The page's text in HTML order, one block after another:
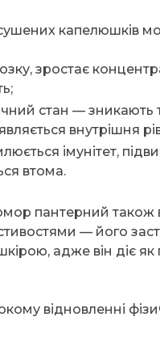
капелюшків
зростає
стан — зникають
внутрішня
імунітет,
втома.
пантерний також
— його
адже він діє
відновленні